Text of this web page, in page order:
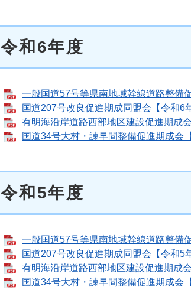
令和6年度
一般国道57号等県南地域幹線道路整備
国道207号改良促進期成同盟会【令和6
有明海沿岸道路西部地区建設促進期成
国道34号大村・諫早間整備促進期成会
令和5年度
一般国道57号等県南地域幹線道路整備
国道207号改良促進期成同盟会【令和5
有明海沿岸道路西部地区建設促進期成
国道34号大村・諫早間整備促進期成会